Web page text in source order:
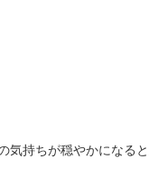
気持ちが穏やかになる